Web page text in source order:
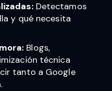
Detectamos
y qué necesita
Blogs,
técnica
tanto a Google